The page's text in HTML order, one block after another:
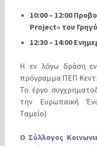
10:00 – 12:00
Project» του
12:30 – 14:00
Η εν λόγω δράση
πρόγραμμα ΠΕΠ
Το έργο
την Ευρωπαϊκή
Ταμείο)
Ο Σύλλογος